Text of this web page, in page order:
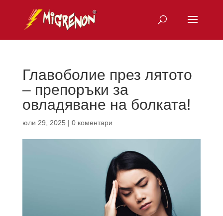
Главоболие през лятото
– препоръки за
овладяване на болката!
юли 29, 2025 | 0 коментари